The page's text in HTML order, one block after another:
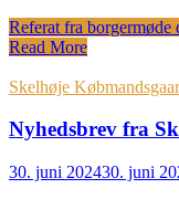
Referat fra borgermøde
Read More
Skelhøje
Nyhedsbrev fra
30. juni 202430. juni